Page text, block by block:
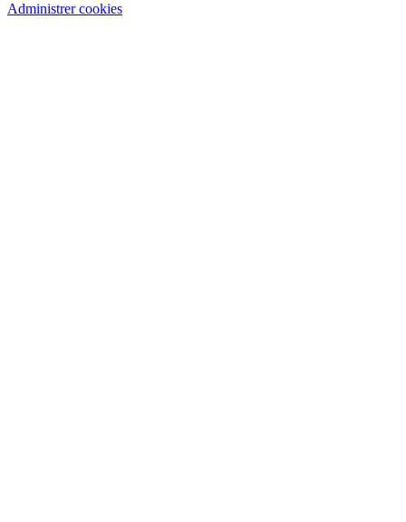
Administrer cookies